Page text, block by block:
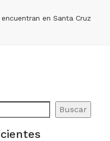
en Santa Cruz
Buscar